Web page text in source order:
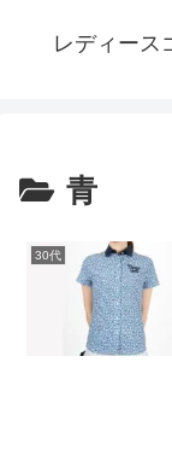
レディース
青
30代